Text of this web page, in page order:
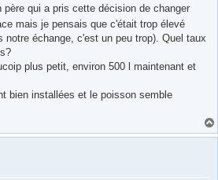
père qui a pris cette décision de changer
mais je pensais que c'était trop élevé
notre échange, c'est un peu trop). Quel taux
plus petit, environ 500 l maintenant et
bien installées et le poisson semble